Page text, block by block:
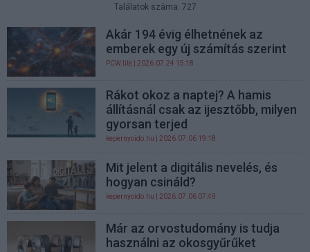
Találatok száma: 727
Akár 194 évig élhetnének az
emberek egy új számítás szerint
PCW.lite | 2026.07.24 15:18
Rákot okoz a naptej? A hamis
állításnál csak az ijesztőbb, milyen
gyorsan terjed
kepernyoido.hu | 2026.07.06 19:18
Mit jelent a digitális nevelés, és
hogyan csináld?
kepernyoido.hu | 2026.07.06 07:49
Már az orvostudomány is tudja
használni az okosgyűrűket